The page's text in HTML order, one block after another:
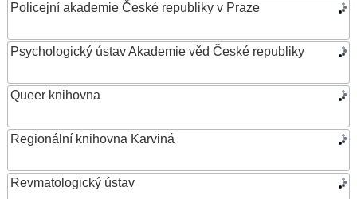
Policejní akademie České republiky v Praze
Psychologický ústav Akademie věd České republiky
Queer knihovna
Regionální knihovna Karviná
Revmatologický ústav